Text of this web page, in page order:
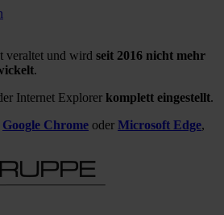
veraltet und wird seit 2016 nicht mehr
.
Internet Explorer komplett eingestellt.
Google Chrome oder Microsoft Edge,